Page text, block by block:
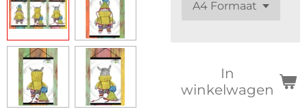
In
winkelwagen